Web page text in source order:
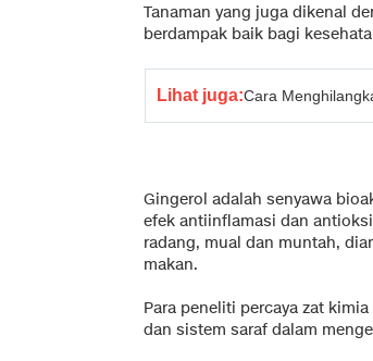
Tanaman yang juga dikenal
berdampak baik bagi
Lihat juga:Cara
Gingerol adalah senyawa
efek antiinflamasi dan
radang, mual dan muntah,
makan.
Para peneliti percaya zat
dan sistem saraf dalam